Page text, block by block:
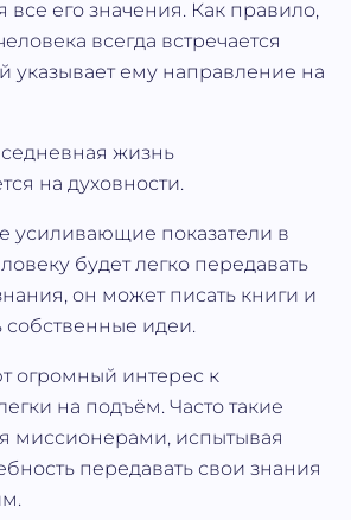
его значения. Как правило,
всегда встречается
указывает ему направление на
жизнь
на духовности.
усиливающие показатели в
будет легко передавать
он может писать книги и
собственные идеи.
огромный интерес к
на подъём. Часто такие
миссионерами, испытывая
передавать свои знания